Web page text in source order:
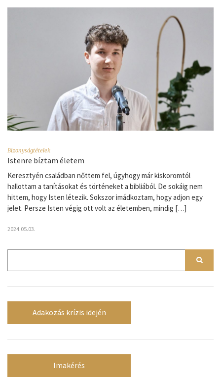
Bizonyságtételek
Istenre bíztam életem
Keresztyén családban nőttem fel, úgyhogy már kiskoromtól
hallottam a tanításokat és történeket a bibliából. De sokáig nem
hittem, hogy Isten létezik. Sokszor imádkoztam, hogy adjon egy
jelet. Persze Isten végig ott volt az életemben, mindig […]
2024.05.03.
Adakozás krízis idején
Imakérés